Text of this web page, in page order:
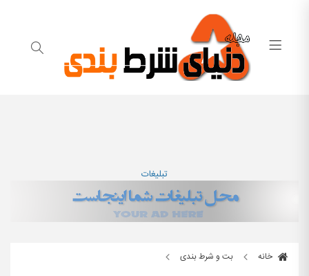
تبلیغات
خانه
بت و شرط بندی